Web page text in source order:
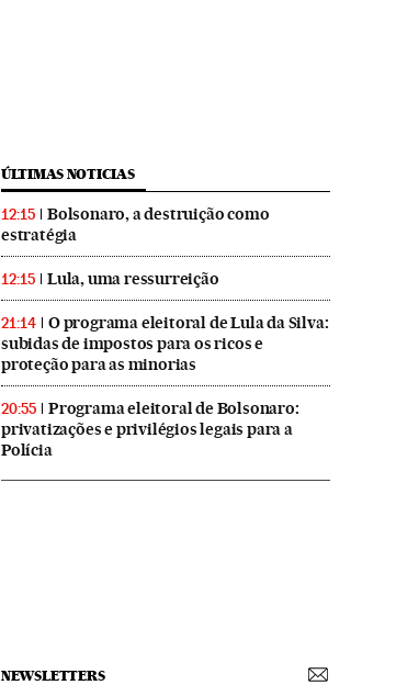
ÚLTIMAS NOTICIAS
12:15
Bolsonaro, a destruição como
estratégia
12:15 Lula, uma ressurreição
21:14
O programa eleitoral de Lula da Silva:
subidas de impostos para os ricos e
proteção para as minorias
20:55
Programa eleitoral de Bolsonaro:
privatizações e privilégios legais para a
Polícia
NEWSLETTERS